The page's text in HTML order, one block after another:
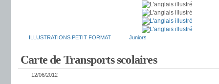
ILLUSTRATIONS PETIT FORMAT Juniors
Carte de Transports scolaires
12/06/2012